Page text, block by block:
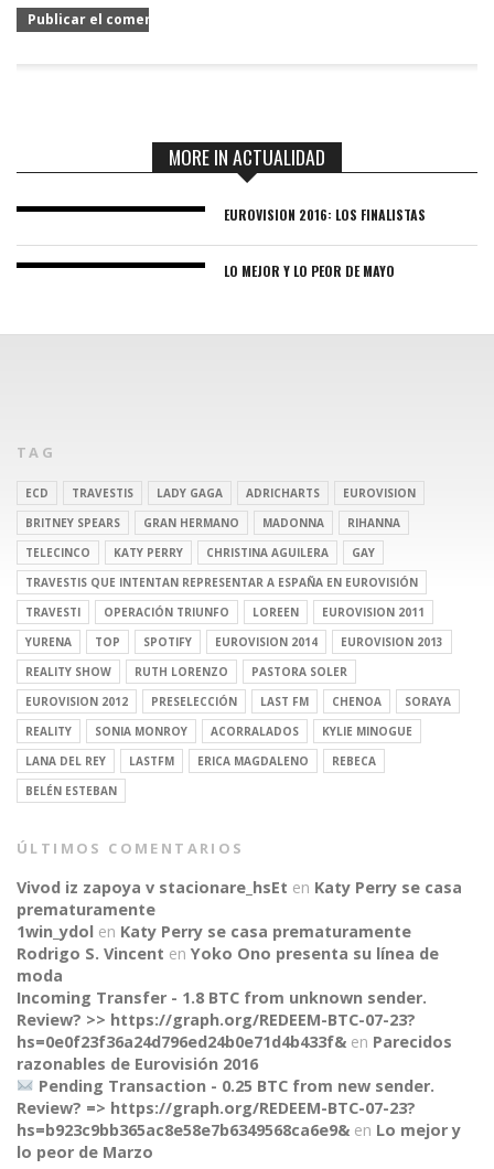
CONNECT
MORE IN ACTUALIDAD
EUROVISION 2016: LOS FINALISTAS
LO MEJOR Y LO PEOR DE MAYO
TAG
ECD TRAVESTIS LADY GAGA ADRICHARTS
EUROVISION
BRITNEY SPEARS
GRAN HERMANO MADONNA
RIHANNA
TELECINCO
KATY PERRY CHRISTINA AGUILERA
GAY
TRAVESTIS QUE INTENTAN REPRESENTAR A ESPAÑA EN EUROVISIÓN
TRAVESTI
OPERACIÓN TRIUNFO LOREEN
EUROVISION 2011
YURENA
TOP SPOTIFY EUROVISION 2014
EUROVISION 2013
REALITY SHOW
RUTH LORENZO
PASTORA SOLER
EUROVISION 2012
PRESELECCIÓN LAST FM CHENOA
SORAYA
REALITY
SONIA MONROY ACORRALADOS
KYLIE MINOGUE
LANA DEL REY
LASTFM ERICA MAGDALENO
REBECA
BELÉN ESTEBAN
ÚLTIMOS COMENTARIOS
Vivod iz zapoya v stacionare_hsEt en Katy Perry se casa
prematuramente
1win_ydol en Katy Perry se casa prematuramente
Rodrigo S. Vincent en Yoko Ono presenta su línea de
moda
Incoming Transfer - 1.8 BTC from unknown sender.
Review? >> https://graph.org/REDEEM-BTC-07-23?
hs=0e0f23f36a24d796ed24b0e71d4b433f& en Parecidos
razonables de Eurovisión 2016
Pending Transaction - 0.25 BTC from new sender.
Review? => https://graph.org/REDEEM-BTC-07-23?
hs=b923c9bb365ac8e58e7b6349568ca6e9& en Lo mejor y
lo peor de Marzo